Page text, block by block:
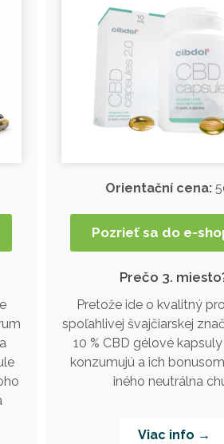
Orientační cena:
Pozrieť sa do e-
Prečo 3.
Pretože ide o kvalitný
spoľahlivej švajčiarskej
10 % CBD gélové
konzumujú a ich
iného neutrálna
Viac info →